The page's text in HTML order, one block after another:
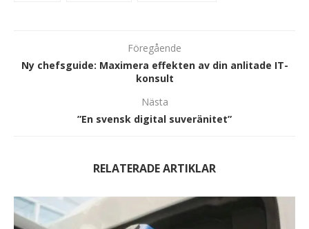
Föregående
Ny chefsguide: Maximera effekten av din anlitade IT-
konsult
Nästa
”En svensk digital suveränitet”
RELATERADE ARTIKLAR